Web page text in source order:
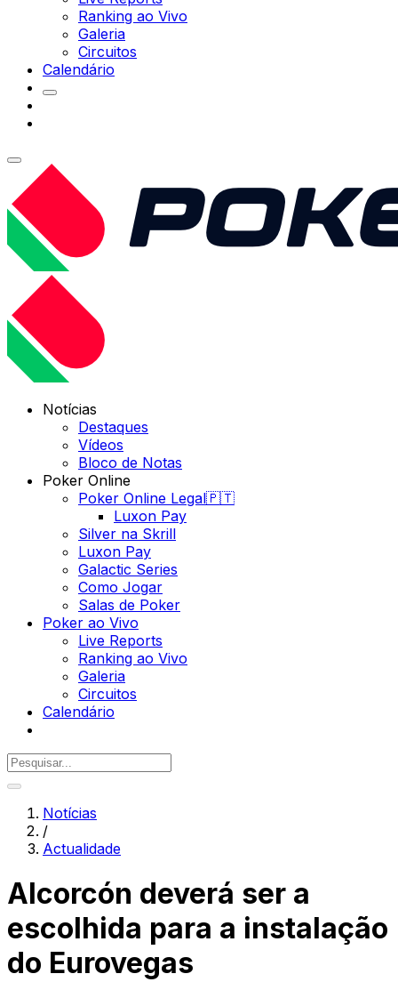
Ranking ao Vivo
Galeria
Circuitos
Calendário
Notícias
Destaques
Vídeos
Bloco de Notas
Poker Online
Poker Online Legal🇵🇹
Luxon Pay
Silver na Skrill
Luxon Pay
Galactic Series
Como Jogar
Salas de Poker
Poker ao Vivo
Live Reports
Ranking ao Vivo
Galeria
Circuitos
Calendário
Notícias
/
Actualidade
Alcorcón deverá ser a
escolhida para a instalação
do Eurovegas